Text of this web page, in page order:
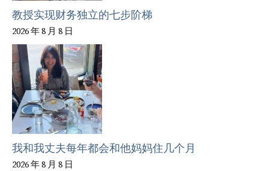
教授实现财务独立的七步阶梯
2026 年 8 月 8 日
我和我丈夫每年都会和他妈妈住几个月
2026 年 8 月 8 日